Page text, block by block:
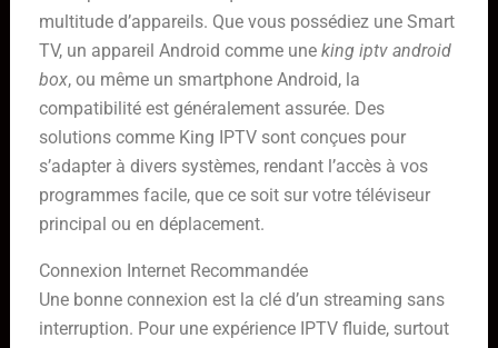
multitude d’appareils. Que vous possédiez une Smart
TV, un appareil Android comme une king iptv android
box, ou même un smartphone Android, la
compatibilité est généralement assurée. Des
solutions comme King IPTV sont conçues pour
s’adapter à divers systèmes, rendant l’accès à vos
programmes facile, que ce soit sur votre téléviseur
principal ou en déplacement.
Connexion Internet Recommandée
Une bonne connexion est la clé d’un streaming sans
interruption. Pour une expérience IPTV fluide, surtout